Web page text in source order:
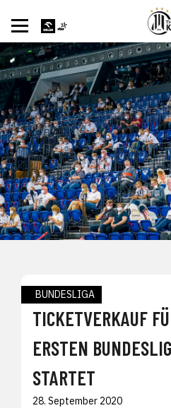
BUNDESLIGA
TICKETVERKAUF
ERSTEN
STARTET
28. September 2020